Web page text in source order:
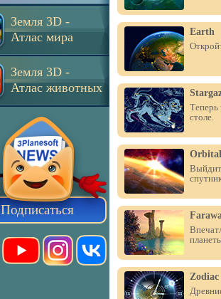
Земля 3D -
Атлас мира
Земля 3D -
Атлас животных
Подписаться
Earth
Теперь
столе.